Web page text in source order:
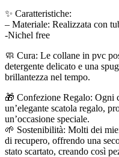
✨ Caratteristiche:
– Materiale: Realizzata con
-Nichel free
🧼 Cura: Le collane in pvc
detergente delicato e una
brillantezza nel tempo.
🎁 Confezione Regalo: Ogni
un’elegante scatola regalo,
un’occasione speciale.
🌱 Sostenibilità: Molti dei
di recupero, offrendo una
stato scartato, creando così